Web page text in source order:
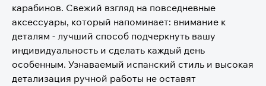
карабинов. Свежий взгляд на повседневные
аксессуары, который напоминает: внимание к
деталям - лучший способ подчеркнуть вашу
индивидуальность и сделать каждый день
особенным. Узнаваемый испанский стиль и высокая
детализация ручной работы не оставят